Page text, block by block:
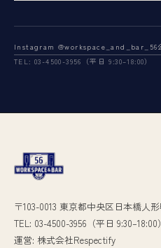
Instagram @workspace_and_bar_56
TEL: 03-4500-3956（平日 9:30–18:00）
〒103-0013 東京都中央区日本橋人形
TEL: 03-4500-3956（平日 9:30–18:00）
運営: 株式会社Respectify